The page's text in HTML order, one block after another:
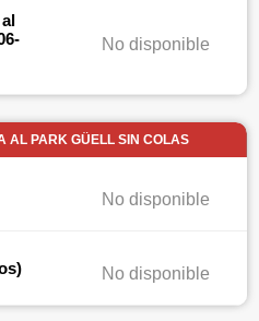
No disponible
AL PARK GÜELL SIN COLAS
No disponible
No disponible